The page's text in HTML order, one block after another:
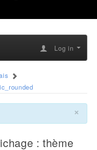
Log in
×
: thème